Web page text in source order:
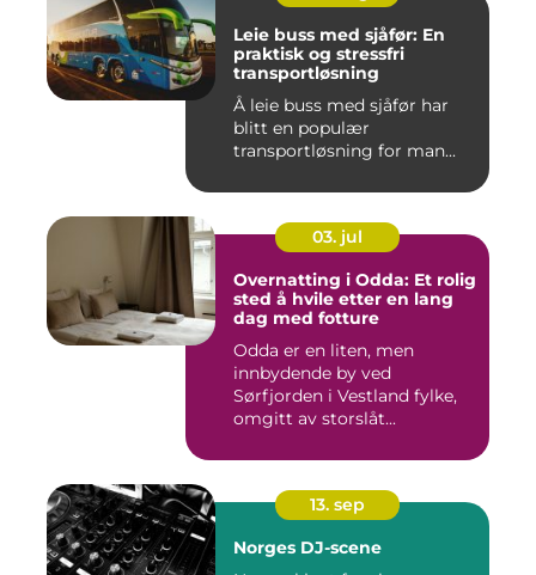
Leie buss med sjåfør: En
praktisk og stressfri
transportløsning
Å leie buss med sjåfør har
blitt en populær
transportløsning for man...
03. jul
Overnatting i Odda: Et rolig
sted å hvile etter en lang
dag med fotture
Odda er en liten, men
innbydende by ved
Sørfjorden i Vestland fylke,
omgitt av storslåt...
13. sep
Norges DJ-scene